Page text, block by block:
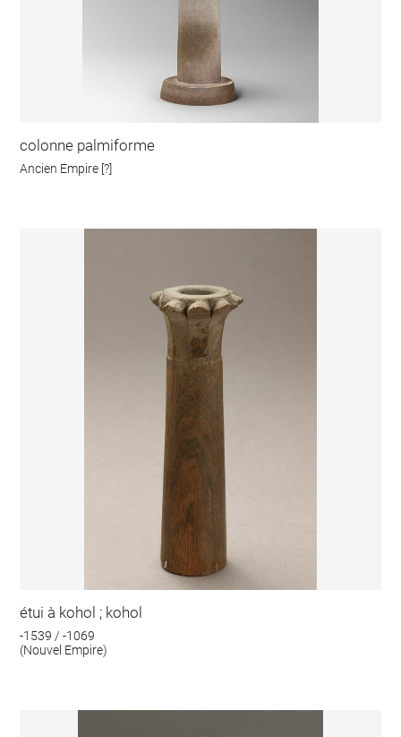
colonne palmiforme
Ancien Empire [?]
étui à kohol ; kohol
-1539 / -1069
(Nouvel Empire)